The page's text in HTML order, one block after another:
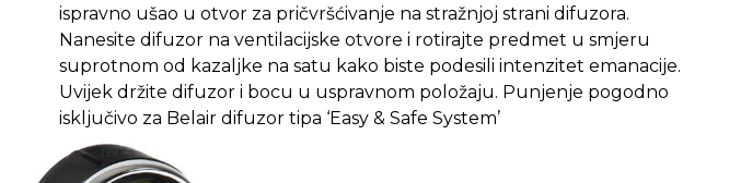
ispravno ušao u otvor za pričvršćivanje na stražnjoj strani difuzora.
Nanesite difuzor na ventilacijske otvore i rotirajte predmet u smjeru
suprotnom od kazaljke na satu kako biste podesili intenzitet emanacije.
Uvijek držite difuzor i bocu u uspravnom položaju. Punjenje pogodno
isključivo za Belair difuzor tipa ‘Easy & Safe System’